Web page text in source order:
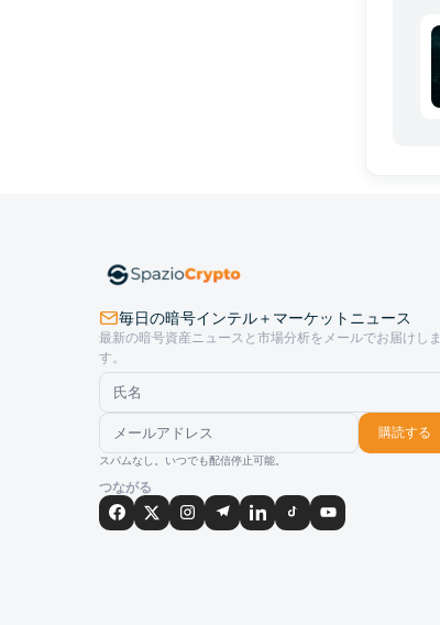
毎日の暗号インテル＋マーケットニュース
最新の暗号資産ニュースと市場分析をメールでお届けしま
す。
購読する
スパムなし。いつでも配信停止可能。
つながる